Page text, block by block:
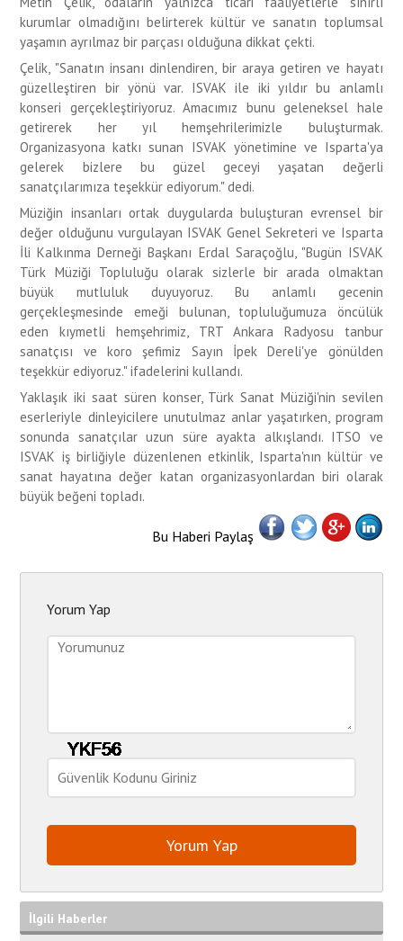
kurumlar olmadığını belirterek kültür ve sanatın toplumsal
yaşamın ayrılmaz bir parçası olduğuna dikkat çekti.
Çelik, "Sanatın insanı dinlendiren, bir araya getiren ve hayatı
güzelleştiren bir yönü var. ISVAK ile iki yıldır bu anlamlı
konseri gerçekleştiriyoruz. Amacımız bunu geleneksel hale
getirerek her yıl hemşehrilerimizle buluşturmak.
Organizasyona katkı sunan ISVAK yönetimine ve Isparta'ya
gelerek bizlere bu güzel geceyi yaşatan değerli
sanatçılarımıza teşekkür ediyorum." dedi.
Müziğin insanları ortak duygularda buluşturan evrensel bir
değer olduğunu vurgulayan ISVAK Genel Sekreteri ve Isparta
İli Kalkınma Derneği Başkanı Erdal Saraçoğlu, "Bugün ISVAK
Türk Müziği Topluluğu olarak sizlerle bir arada olmaktan
büyük mutluluk duyuyoruz. Bu anlamlı gecenin
gerçekleşmesinde emeği bulunan, topluluğumuza öncülük
eden kıymetli hemşehrimiz, TRT Ankara Radyosu tanbur
sanatçısı ve koro şefimiz Sayın İpek Dereli'ye gönülden
teşekkür ediyoruz." ifadelerini kullandı.
Yaklaşık iki saat süren konser, Türk Sanat Müziği'nin sevilen
eserleriyle dinleyicilere unutulmaz anlar yaşatırken, program
sonunda sanatçılar uzun süre ayakta alkışlandı. ITSO ve
ISVAK iş birliğiyle düzenlenen etkinlik, Isparta'nın kültür ve
sanat hayatına değer katan organizasyonlardan biri olarak
büyük beğeni topladı.
Bu Haberi Paylaş
Yorum Yap
İlgili Haberler